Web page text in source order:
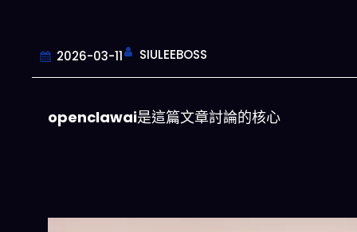
2026-03-11 SIULEEBOSS
openclawai是這篇文章討論的核心